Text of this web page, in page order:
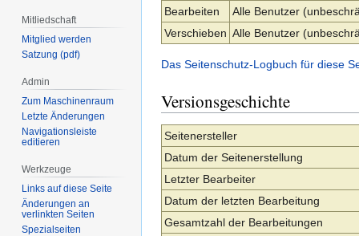
Bearbeiten
Alle Benutzer
Verschieben Alle Benutzer
Das Seitenschutz-Logbuch für diese
Versionsgeschichte
Seitenersteller
Datum der Seitenerstellung
Letzter Bearbeiter
Datum der letzten Bearbeitung
Gesamtzahl der Bearbeitungen
Mitliedschaft
Mitglied werden
Satzung (pdf)
Admin
Zum Maschinenraum
Letzte Änderungen
Navigationsleiste
editieren
Werkzeuge
Links auf diese Seite
Änderungen an
verlinkten Seiten
Spezialseiten